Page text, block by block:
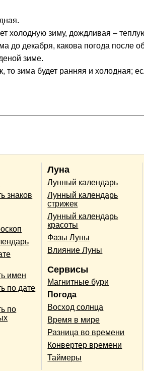
холодную зиму, дождливая –
до декабря, какова погода после
зиме.
то зима будет ранняя и холодная;
знаков
имен
по дате
по
Луна
Лунный календарь
Лунный календарь
стрижек
Лунный календарь
красоты
Фазы Луны
Влияние Луны
Сервисы
Магнитные бури
Погода
Восход солнца
Время в мире
Разница во времени
Конвертер времени
Таймеры